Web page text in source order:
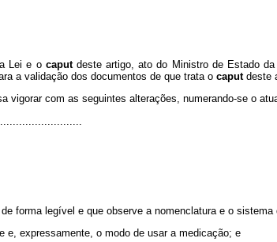
Lei e o caput deste artigo, ato do Ministro de Estado
a validação dos documentos de que trata o caput deste
vigorar com as seguintes alterações, numerando-se o
forma legível e que observe a nomenclatura e o
e, expressamente, o modo de usar a medicação; e